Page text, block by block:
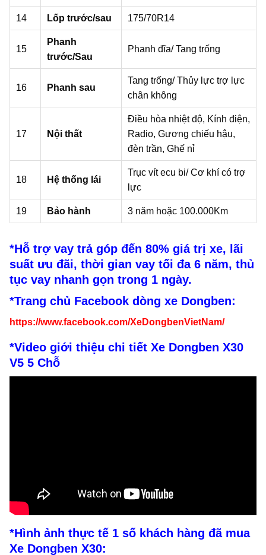
14 Lốp trước/sau 175/70R14
15
Phanh
trước/Sau
Phanh đĩa/ Tang trống
16 Phanh sau
Tang trống/ Thủy lực trợ lực
chân không
17 Nội thất
Điều hòa nhiệt độ, Kính điện,
Radio, Gương chiếu hậu,
đèn trần, Ghế nỉ
18 Hệ thống lái
Trục vít ecu bi/ Cơ khí có trợ
lực
19 Bảo hành 3 năm hoặc 100.000Km
*Hỗ trợ vay trả góp đến 80% giá trị xe, lãi
suất ưu đãi, thời gian vay tối đa 6 năm, thủ
tục vay nhanh gọn trong 1 ngày.
*Trang chủ Facebook dòng xe Dongben:
https://www.facebook.com/XeDongbenVietNam/
*Video giới thiệu chi tiết Xe Dongben X30
V5 5 Chỗ
*Hình ảnh thực tế 1 số khách hàng đã mua
Xe Dongben X30: